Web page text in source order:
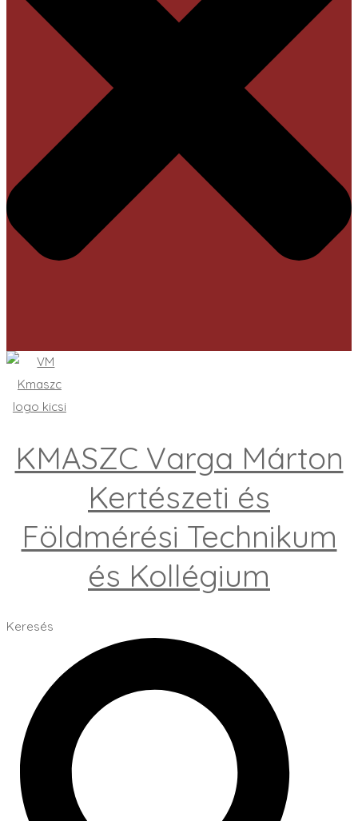
KMASZC Varga Márton
Kertészeti és
Földmérési Technikum
és Kollégium
Keresés